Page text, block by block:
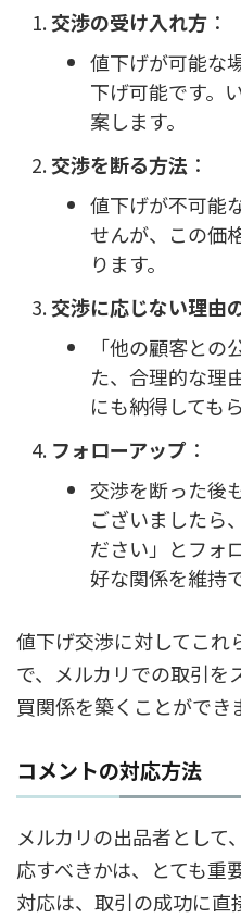
交渉の受け入れ方 ：
値下げが可能な
下げ可能です。
案します。
交渉を断る方法 ：
値下げが不可能
せんが、この価
ります。
交渉に応じない理由
「他の顧客と
た、合理的な理
にも納得しても
フォローアップ ：
交渉を断った後
ございましたら
ださい」とフォ
好な関係を維持
値下げ交渉に対してこれ
で、メルカリでの取引を
買関係を築くことができ
コメントの対応方法
メルカリの出品者とし
応すべきかは、とても重
対応は、取引の成功に